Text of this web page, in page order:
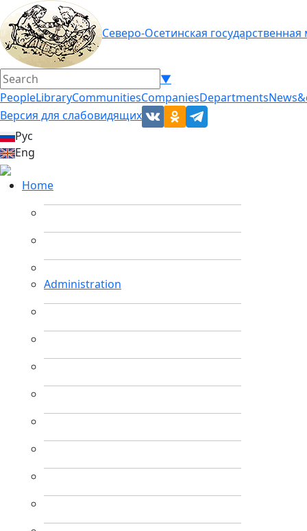
Северо-Осетинская
▼
PeopleLibraryCommunitiesCompaniesDepartments
Версия для слабовидящих
Рус
Eng
Home
Administration